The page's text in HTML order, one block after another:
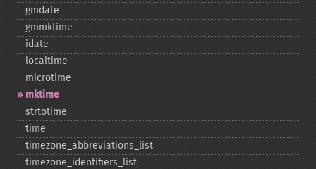
gmdate
gmmktime
idate
localtime
microtime
mktime
strtotime
time
timezone_​abbreviations_​list
timezone_​identifiers_​list